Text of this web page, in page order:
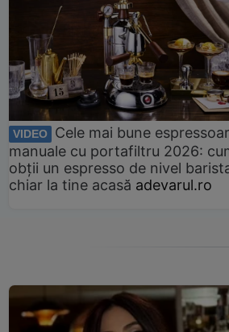
VIDEO
Cele mai bune
manuale cu portafiltru 2026:
obții un espresso de nivel
chiar la tine acasă adevarul.ro